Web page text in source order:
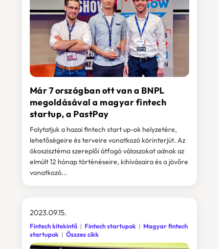
Már 7 országban ott van a BNPL
megoldásával a magyar fintech
startup, a PastPay
Folytatjuk a hazai fintech start up-ok helyzetére,
lehetőségeire és terveire vonatkozó körinterjút. Az
ökoszisztéma szereplői átfogó válaszokat adnak az
elmúlt 12 hónap történéseire, kihívásaira és a jövőre
vonatkozó...
2023.09.15.
Fintech kitekintő Fintech startupok
Magyar fintech
startupok
Összes cikk